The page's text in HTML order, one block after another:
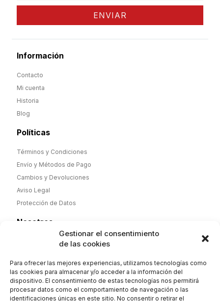
Gestionar el consentimiento
de las cookies
Para ofrecer las mejores experiencias, utilizamos tecnologías como
las cookies para almacenar y/o acceder a la información del
dispositivo. El consentimiento de estas tecnologías nos permitirá
procesar datos como el comportamiento de navegación o las
identificaciones únicas en este sitio. No consentir o retirar el
ENVIAR
Información
Contacto
Mi cuenta
Historia
Blog
Políticas
Términos y Condiciones
Envío y Métodos de Pago
Cambios y Devoluciones
Aviso Legal
Protección de Datos
Nosotros
Desde noviembre de 2025 nueva dirección y nueva etapa,
100% algodón de fabricación española y complementos.
Envío 2-4 días. Orgullosos de nuestra historia